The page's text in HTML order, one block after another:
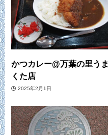
かつカレー@万葉の里うま
くた店
2025年2月1日